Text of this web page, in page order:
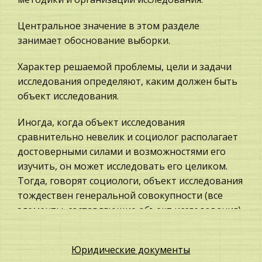
Программирование, Базы данных
Геодезия, геология
Пищевые продукты
Таможенное право
Металлургия
Ценные бумаги
Юридическая психология
Международное частное право
Международное право
Экологическое право
Центральное значение в этом разделе
занимает обоснование выборки.
Характер решаемой проблемы, цели и задачи
исследования определяют, каким должен быть
объект исследования.
Иногда, когда объект исследования
сравнительно невелик и социолог располагает
достоверными силами и возможностями его
изучить, он может исследовать его целиком.
Тогда, говорят социологи, объект исследования
тождествен генеральной совокупности (все
элементы, составляющие объект исследования)
исследования слишком велик и о сплошном
Юридические документы